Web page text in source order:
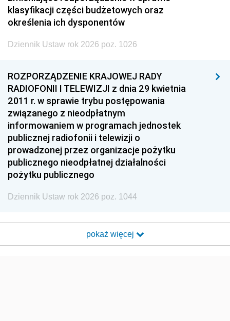
klasyfikacji części budżetowych oraz
określenia ich dysponentów
Dziennik Ustaw rok 2026 poz. 1026
ROZPORZĄDZENIE KRAJOWEJ RADY
RADIOFONII I TELEWIZJI z dnia 29 kwietnia
2011 r. w sprawie trybu postępowania
związanego z nieodpłatnym
informowaniem w programach jednostek
publicznej radiofonii i telewizji o
prowadzonej przez organizacje pożytku
publicznego nieodpłatnej działalności
pożytku publicznego
Dziennik Ustaw rok 2026 poz. 1044
pokaż więcej